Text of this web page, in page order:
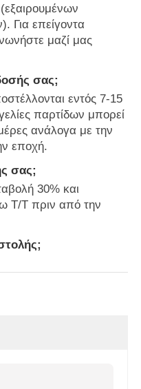
Για επείγοντα
μαζί μας
σας;
εντός 7-15
παρτίδων μπορεί
ανάλογα με την
εποχή.
σας;
30% και
T/T πριν από την